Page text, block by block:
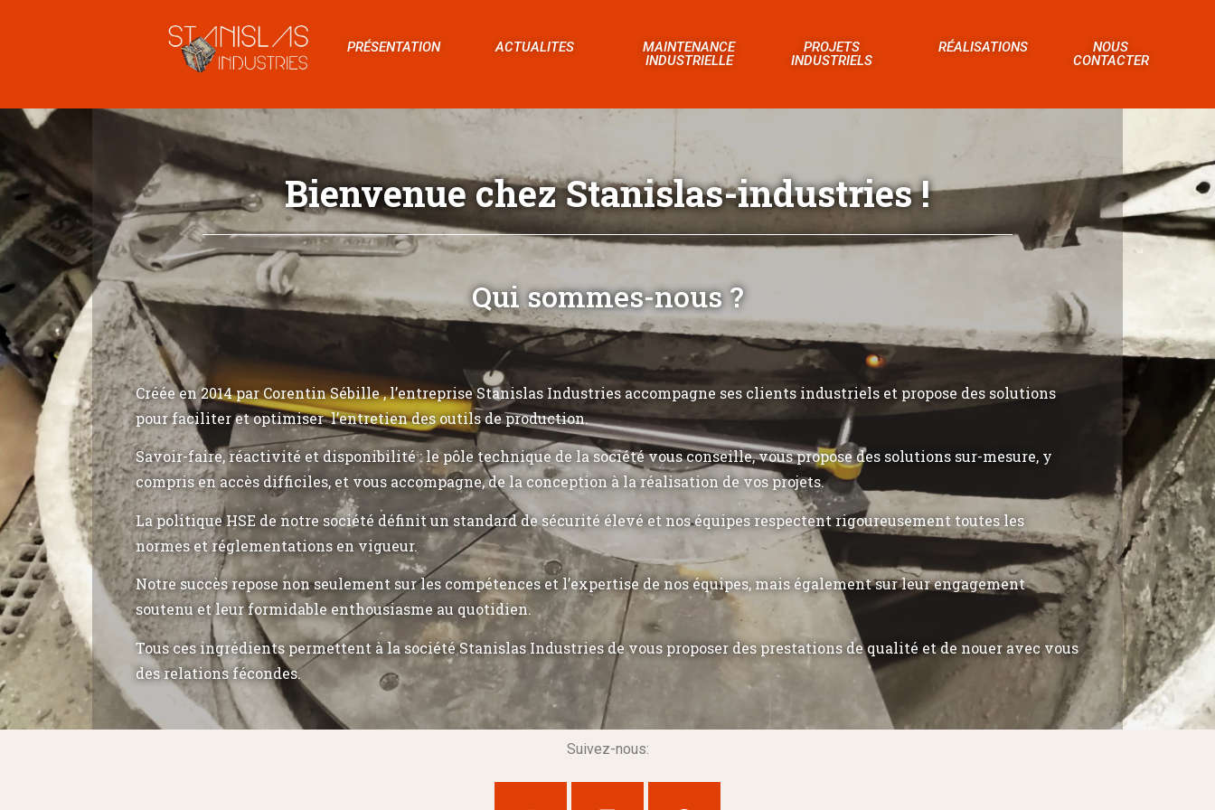
PRÉSENTATION ACTUALITES
MAINTENANCE
INDUSTRIELLE
PROJETS
INDUSTRIELS
RÉALISATIONS
NOUS
CONTACTER
Bienvenue chez Stanislas-industries !
Qui sommes-nous ?
Créée en 2014 par Corentin Sébille , l’entreprise Stanislas Industries accompagne ses clients industriels et propose des solutions
pour faciliter et optimiser l’entretien des outils de production.
Savoir-faire, réactivité et disponibilité : le pôle technique de la société vous conseille, vous propose des solutions sur-mesure, y
compris en accès difficiles, et vous accompagne, de la conception à la réalisation de vos projets.
La politique HSE de notre société définit un standard de sécurité élevé et nos équipes respectent rigoureusement toutes les
normes et réglementations en vigueur.
Notre succès repose non seulement sur les compétences et l’expertise de nos équipes, mais également sur leur engagement
soutenu et leur formidable enthousiasme au quotidien.
Tous ces ingrédients permettent à la société Stanislas Industries de vous proposer des prestations de qualité et de nouer avec vous
des relations fécondes.
Suivez-nous: